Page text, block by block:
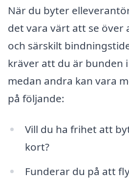
När du byter
det vara värt att se över
och särskilt
kräver att du är bunden
medan andra kan vara
på följande:
Vill du ha frihet att
kort?
Funderar du på att